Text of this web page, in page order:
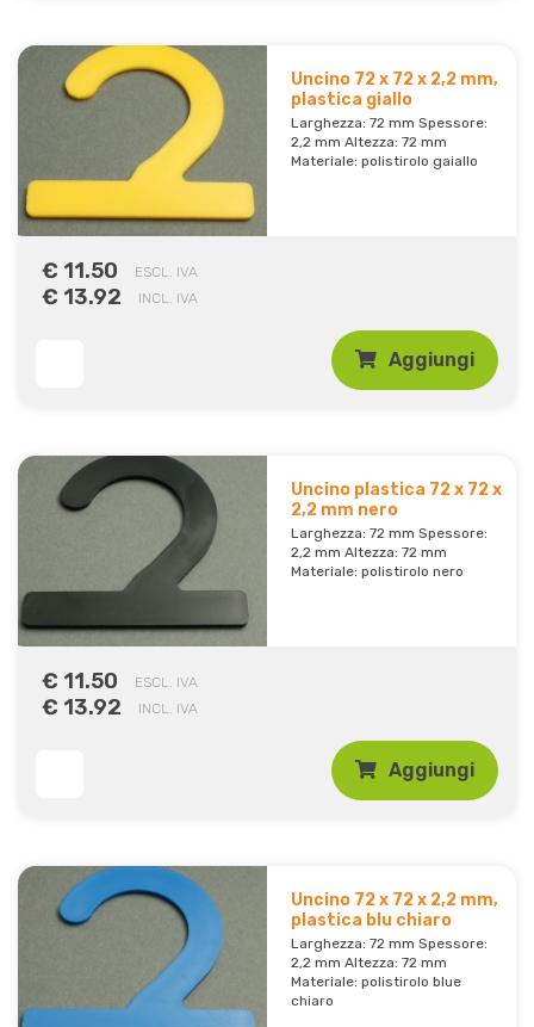
Uncino 72 x 72 x 2,2 mm,
plastica giallo
Larghezza: 72 mm Spessore:
2,2 mm Altezza: 72 mm
Materiale: polistirolo gaiallo
€ 11.50 ESCL. IVA
€ 13.92 INCL. IVA
Aggiungi
Uncino plastica 72 x 72 x
2,2 mm nero
Larghezza: 72 mm Spessore:
2,2 mm Altezza: 72 mm
Materiale: polistirolo nero
€ 11.50 ESCL. IVA
€ 13.92 INCL. IVA
Aggiungi
Uncino 72 x 72 x 2,2 mm,
plastica blu chiaro
Larghezza: 72 mm Spessore:
2,2 mm Altezza: 72 mm
Materiale: polistirolo blue
chiaro